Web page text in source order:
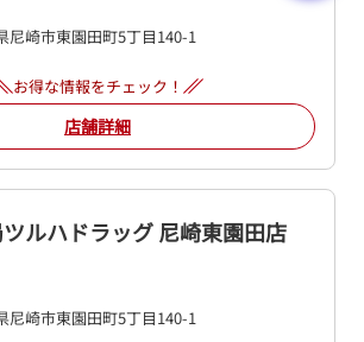
尼崎市東園田町5丁目140-1
お得な情報をチェック！
店舗詳細
ルハドラッグ 尼崎東園田店
尼崎市東園田町5丁目140-1